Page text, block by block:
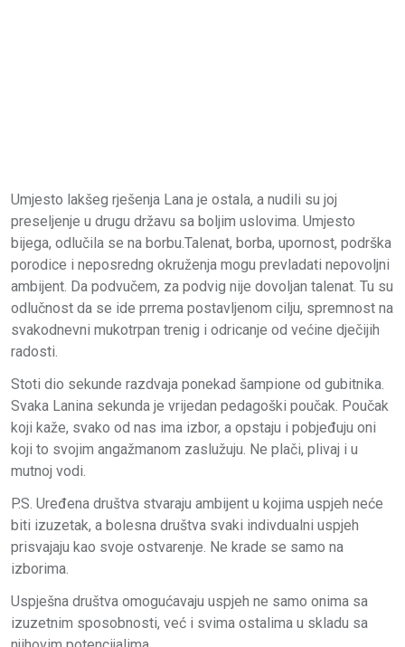
Umjesto lakšeg rješenja Lana je ostala, a nudili su joj
preseljenje u drugu državu sa boljim uslovima. Umjesto
bijega, odlučila se na borbu.Talenat, borba, upornost, podrška
porodice i neposredng okruženja mogu prevladati nepovoljni
ambijent. Da podvučem, za podvig nije dovoljan talenat. Tu su
odlučnost da se ide prrema postavljenom cilju, spremnost na
svakodnevni mukotrpan trenig i odricanje od većine dječijih
radosti.
Stoti dio sekunde razdvaja ponekad šampione od gubitnika.
Svaka Lanina sekunda je vrijedan pedagoški poučak. Poučak
koji kaže, svako od nas ima izbor, a opstaju i pobjeđuju oni
koji to svojim angažmanom zaslužuju. Ne plači, plivaj i u
mutnoj vodi.
P.S. Uređena društva stvaraju ambijent u kojima uspjeh neće
biti izuzetak, a bolesna društva svaki indivdualni uspjeh
prisvajaju kao svoje ostvarenje. Ne krade se samo na
izborima.
Uspješna društva omogućavaju uspjeh ne samo onima sa
izuzetnim sposobnosti, već i svima ostalima u skladu sa